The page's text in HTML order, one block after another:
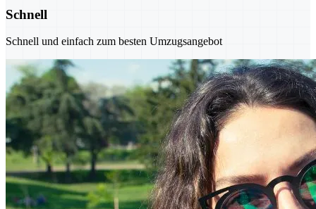
Schnell
Schnell und einfach zum besten Umzugsangebot